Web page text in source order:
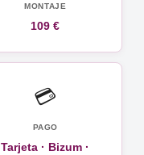
MONTAJE
109 €
💳
PAGO
Tarjeta · Bizum ·